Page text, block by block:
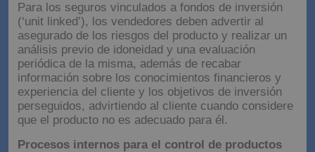
Para los seguros vinculados a fondos de inversión
(‘unit linked’), los vendedores deben advertir al
asegurado de los riesgos del producto y realizar un
análisis previo de idoneidad y una evaluación
periódica de la misma, además de recabar
información sobre los conocimientos financieros y
experiencia del cliente y los objetivos de inversión
perseguidos, advirtiendo al cliente cuando considere
que el producto no es adecuado para él.
Procesos internos para el control de productos